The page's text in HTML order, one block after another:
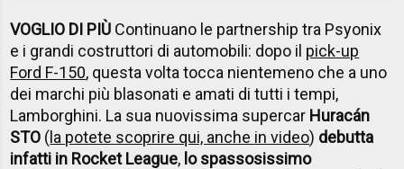
VOGLIO DI PIÙ Continuano le partnership tra Psyonix
e i grandi costruttori di automobili: dopo il pick-up
Ford F-150, questa volta tocca nientemeno che a uno
dei marchi più blasonati e amati di tutti i tempi,
Lamborghini. La sua nuovissima supercar Huracán
STO (la potete scoprire qui, anche in video) debutta
infatti in Rocket League, lo spassosissimo